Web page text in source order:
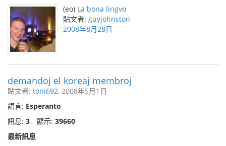
(eo) La bona lingvo
貼文者: guyjohnston
2008年8月28日
demandoj el koreaj membroj
貼文者: toni692, 2008年5月1日
語言: Esperanto
訊息: 3 顯示: 39660
最新訊息